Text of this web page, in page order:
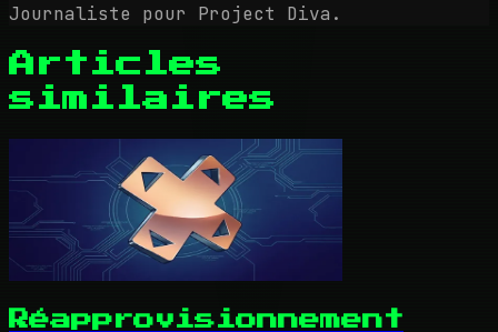
Journaliste pour Project Diva.
Articles
similaires
Réapprovisionnement